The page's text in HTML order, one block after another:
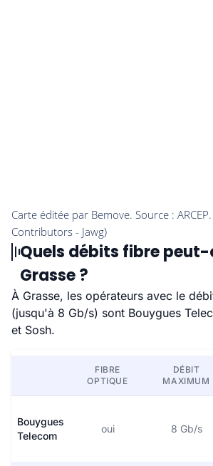
Quels débits fibre
Grasse ?
À Grasse, les opérateurs avec le
(jusqu'à 8 Gb/s) sont Bouygues
et Sosh.
FIBRE
OPTIQUE
DÉBIT
MAXIMUM
Bouygues
Telecom
oui 8 Gb/s